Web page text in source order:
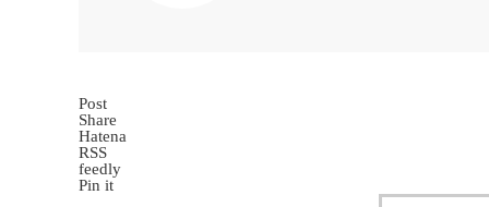
Post
Share
Hatena
RSS
feedly
Pin it